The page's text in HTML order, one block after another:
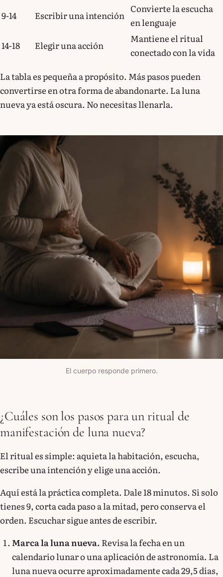
9-14
Escribir una intención
Convierte la escucha
en lenguaje
14-18
Elegir una acción
Mantiene el ritual
conectado con la vida
La tabla es pequeña a propósito. Más pasos pueden
convertirse en otra forma de abandonarte. La luna
nueva ya está oscura. No necesitas llenarla.
El cuerpo responde primero.
¿Cuáles son los pasos para un ritual de
manifestación de luna nueva?
El ritual es simple: aquieta la habitación, escucha,
escribe una intención y elige una acción.
Aquí está la práctica completa. Dale 18 minutos. Si solo
tienes 9, corta cada paso a la mitad, pero conserva el
orden. Escuchar sigue antes de escribir.
Marca la luna nueva. Revisa la fecha en un
calendario lunar o una aplicación de astronomía. La
luna nueva ocurre aproximadamente cada 29,5 días,